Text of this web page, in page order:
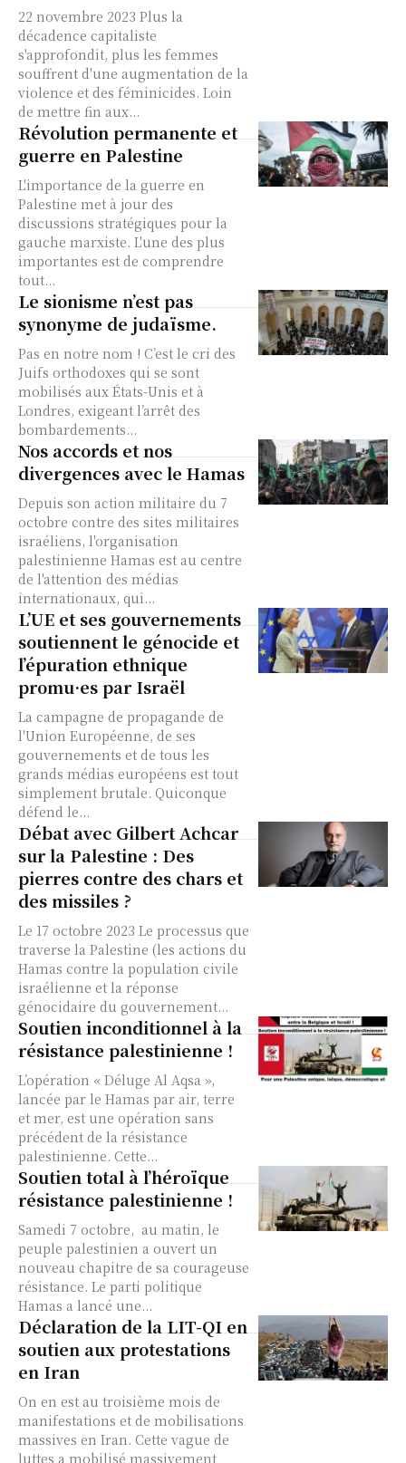
22 novembre 2023 Plus la
décadence capitaliste
s'approfondit, plus les femmes
souffrent d'une augmentation de la
violence et des féminicides. Loin
de mettre fin aux...
Révolution permanente et
guerre en Palestine
L'importance de la guerre en
Palestine met à jour des
discussions stratégiques pour la
gauche marxiste. L'une des plus
importantes est de comprendre
tout...
Le sionisme n’est pas
synonyme de judaïsme.
Pas en notre nom ! C’est le cri des
Juifs orthodoxes qui se sont
mobilisés aux États-Unis et à
Londres, exigeant l’arrêt des
bombardements...
Nos accords et nos
divergences avec le Hamas
Depuis son action militaire du 7
octobre contre des sites militaires
israéliens, l'organisation
palestinienne Hamas est au centre
de l'attention des médias
internationaux, qui...
L’UE et ses gouvernements
soutiennent le génocide et
l’épuration ethnique
promu·es par Israël
La campagne de propagande de
l'Union Européenne, de ses
gouvernements et de tous les
grands médias européens est tout
simplement brutale. Quiconque
défend le...
Débat avec Gilbert Achcar
sur la Palestine : Des
pierres contre des chars et
des missiles ?
Le 17 octobre 2023 Le processus que
traverse la Palestine (les actions du
Hamas contre la population civile
israélienne et la réponse
génocidaire du gouvernement...
Soutien inconditionnel à la
résistance palestinienne !
L’opération « Déluge Al Aqsa »,
lancée par le Hamas par air, terre
et mer, est une opération sans
précédent de la résistance
palestinienne. Cette...
Soutien total à l’héroïque
résistance palestinienne !
Samedi 7 octobre, au matin, le
peuple palestinien a ouvert un
nouveau chapitre de sa courageuse
résistance. Le parti politique
Hamas a lancé une...
Déclaration de la LIT-QI en
soutien aux protestations
en Iran
On en est au troisième mois de
manifestations et de mobilisations
massives en Iran. Cette vague de
luttes a mobilisé massivement